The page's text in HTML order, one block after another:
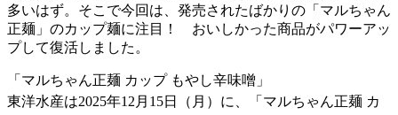
多いはず。そこで今回は、発売されたばかりの「マルちゃん
正麺」のカップ麺に注目！ おいしかった商品がパワーアッ
プして復活しました。
「マルちゃん正麺 カップ もやし辛味噌」
東洋水産は2025年12月15日（月）に、「マルちゃん正麺 カ